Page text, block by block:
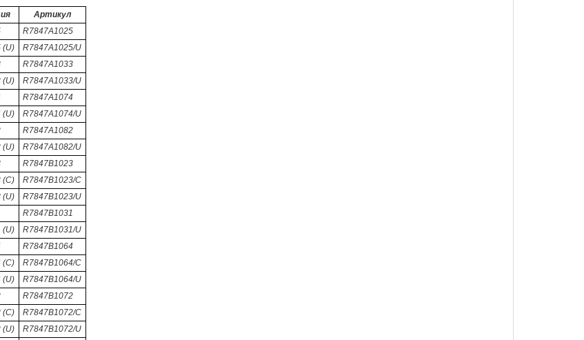
Артикул
R7847A1025
(U)
R7847A1025/U
R7847A1033
(U)
R7847A1033/U
R7847A1074
(U)
R7847A1074/U
R7847A1082
(U)
R7847A1082/U
R7847B1023
(C)
R7847B1023/C
(U)
R7847B1023/U
R7847B1031
(U)
R7847B1031/U
R7847B1064
(C)
R7847B1064/C
(U)
R7847B1064/U
R7847B1072
(C)
R7847B1072/C
(U)
R7847B1072/U